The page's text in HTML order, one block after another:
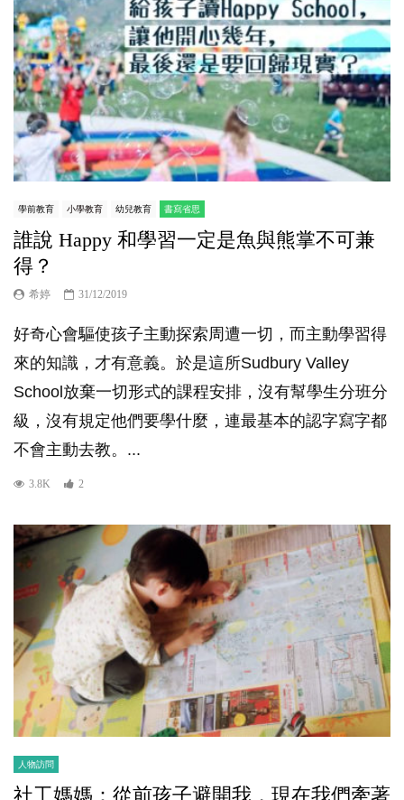
學前教育 小學教育 幼兒教育 書寫省思
誰說 Happy 和學習一定是魚與熊掌不可兼
得？
希婷 31/12/2019
好奇心會驅使孩子主動探索周遭一切，而主動學習得
來的知識，才有意義。於是這所Sudbury Valley
School放棄一切形式的課程安排，沒有幫學生分班分
級，沒有規定他們要學什麼，連最基本的認字寫字都
不會主動去教。...
3.8K 2
人物訪問
社工媽媽：從前孩子避開我，現在我們牽著